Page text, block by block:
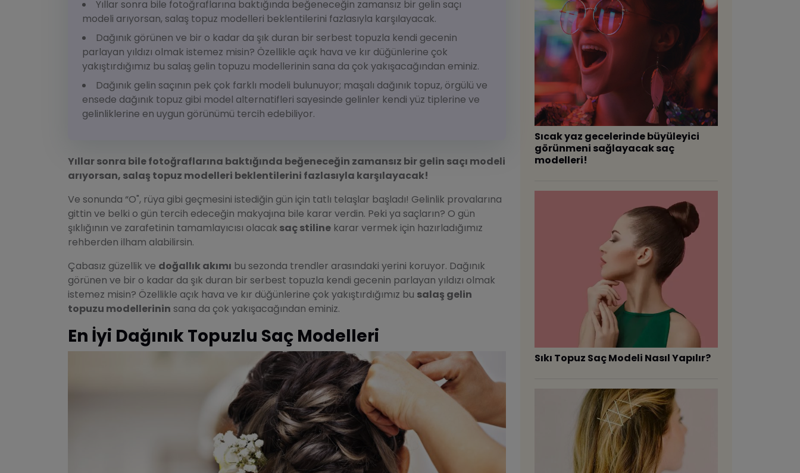
Yıllar sonra bile fotoğraflarına baktığında beğeneceğin zamansız bir gelin saçı
modeli arıyorsan, salaş topuz modelleri beklentilerini fazlasıyla karşılayacak.
Dağınık görünen ve bir o kadar da şık duran bir serbest topuzla kendi gecenin
parlayan yıldızı olmak istemez misin? Özellikle açık hava ve kır düğünlerine çok
yakıştırdığımız bu salaş gelin topuzu modellerinin sana da çok yakışacağından eminiz.
Dağınık gelin saçının pek çok farklı modeli bulunuyor; maşalı dağınık topuz, örgülü ve
ensede dağınık topuz gibi model alternatifleri sayesinde gelinler kendi yüz tiplerine ve
gelinliklerine en uygun görünümü tercih edebiliyor.
Yıllar sonra bile fotoğraflarına baktığında beğeneceğin zamansız bir gelin saçı modeli
arıyorsan, salaş topuz modelleri beklentilerini fazlasıyla karşılayacak!
Ve sonunda “O", rüya gibi geçmesini istediğin gün için tatlı telaşlar başladı! Gelinlik provalarına
gittin ve belki o gün tercih edeceğin makyajına bile karar verdin. Peki ya saçların? O gün
şıklığının ve zarafetinin tamamlayıcısı olacak saç stiline karar vermek için hazırladığımız
rehberden ilham alabilirsin.
Çabasız güzellik ve doğallık akımı bu sezonda trendler arasındaki yerini koruyor. Dağınık
görünen ve bir o kadar da şık duran bir serbest topuzla kendi gecenin parlayan yıldızı olmak
istemez misin? Özellikle açık hava ve kır düğünlerine çok yakıştırdığımız bu salaş gelin
topuzu modellerinin sana da çok yakışacağından eminiz.
En İyi Dağınık Topuzlu Saç Modelleri
Sıcak yaz gecelerinde büyüleyici
görünmeni sağlayacak saç
modelleri!
Sıkı Topuz Saç Modeli Nasıl Yapılır?